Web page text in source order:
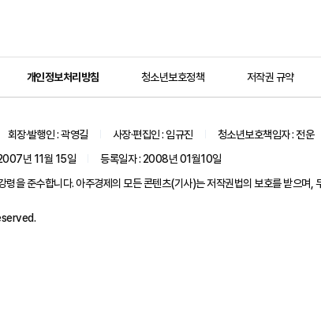
개인정보처리방침 청소년보호정책 저작권 규약
회장·발행인 : 곽영길 사장·편집인 : 임규진 청소년보호책임자 : 전운
년 11월 15일
등록일자 : 2008년 01월10일
을 준수합니다. 아주경제의 모든 콘텐츠(기사)는 저작권법의 보호를 받으며,